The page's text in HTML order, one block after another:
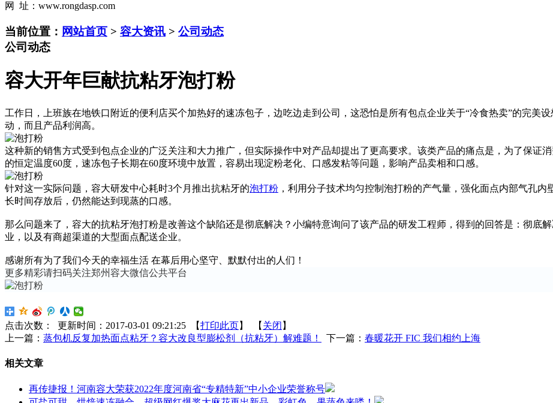
网 址：www.rongdasp.com
当前位置： 网站首页 > 容大资讯 > 公司动态
公司动态
容大开年巨献抗粘牙泡打粉
工作日，上班族在地铁口附近的便利店买个加热好的速冻包子，边吃边走到公司，这恐怕是所有包点企业关于“冷食热卖”的完美
动，而且产品利润高。
这种新的销售方式受到包点企业的广泛关注和大力推广，但实际操作中对产品却提出了更高要求。该类产品的痛点是，为了保证
的恒定温度60度，速冻包子长期在60度环境中放置，容易出现淀粉老化、口感发粘等问题，影响产品卖相和口感。
针对这一实际问题，容大研发中心耗时3个月推出抗粘牙的泡打粉 ，利用分子技术均匀控制泡打粉的产气量，强化面点内部气孔
长时间存放后，仍然能达到现蒸的口感。
那么问题来了，容大的抗粘牙泡打粉是改善这个缺陷还是彻底解决？小编特意询问了该产品的研发工程师，得到的回答是：彻底
业，以及有商超渠道的大型面点配送企业。
感谢所有为了我们今天的幸福生活 在幕后用心坚守、默默付出的人们！
更多精彩请扫码关注郑州容大微信公共平台
点击次数： 更新时间：2017-03-01 09:21:25 【打印此页】 【 关闭 】
上一篇： 蒸包机反复加热面点粘牙？容大改良型膨松剂（抗粘牙）解难题！ 下一篇： 春暖花开 FIC 我们相约上海
相关文章
再传捷报！河南容大荣获2022年度河南省“专精特新”中小企业荣誉称号